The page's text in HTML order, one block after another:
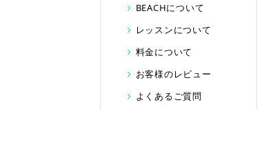
BEACHについて
レッスンについて
料金について
お客様のレビュー
よくあるご質問